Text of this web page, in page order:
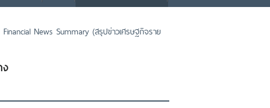
News Summary (สรุปข่าวเศรษฐกิจราย